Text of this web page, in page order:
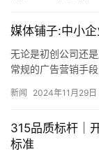
媒体铺子:中小
无论是初创公司还
常规的广告营销手
新闻 2024年11月29日
315品质标杆｜
标准